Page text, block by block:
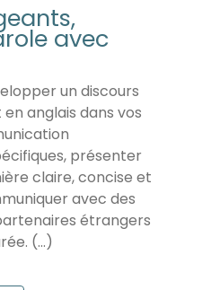
avec
un discours
anglais dans vos
présenter
claire, concise et
avec des
étrangers
(...)